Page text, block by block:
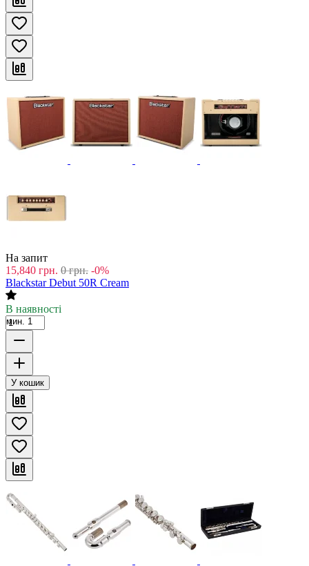
На запит
15,840 грн. 0 грн. -0%
Blackstar Debut 50R Cream
В наявності
мин. 1
У кошик